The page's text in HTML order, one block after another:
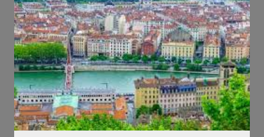
LIGNES
DE
LATIN